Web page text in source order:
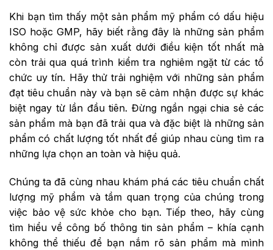
Khi bạn tìm thấy một sản phẩm mỹ phẩm có dấu hiệu
ISO hoặc GMP, hãy biết rằng đây là những sản phẩm
không chỉ được sản xuất dưới điều kiện tốt nhất mà
còn trải qua quá trình kiểm tra nghiêm ngặt từ các tổ
chức uy tín. Hãy thử trải nghiệm với những sản phẩm
đạt tiêu chuẩn này và bạn sẽ cảm nhận được sự khác
biệt ngay từ lần đầu tiên. Đừng ngần ngại chia sẻ các
sản phẩm mà bạn đã trải qua và đặc biệt là những sản
phẩm có chất lượng tốt nhất để giúp nhau cùng tìm ra
những lựa chọn an toàn và hiệu quả.
Chúng ta đã cùng nhau khám phá các tiêu chuẩn chất
lượng mỹ phẩm và tầm quan trọng của chúng trong
việc bảo vệ sức khỏe cho bạn. Tiếp theo, hãy cùng
tìm hiểu về công bố thông tin sản phẩm – khía cạnh
không thể thiếu để bạn nắm rõ sản phẩm mà mình